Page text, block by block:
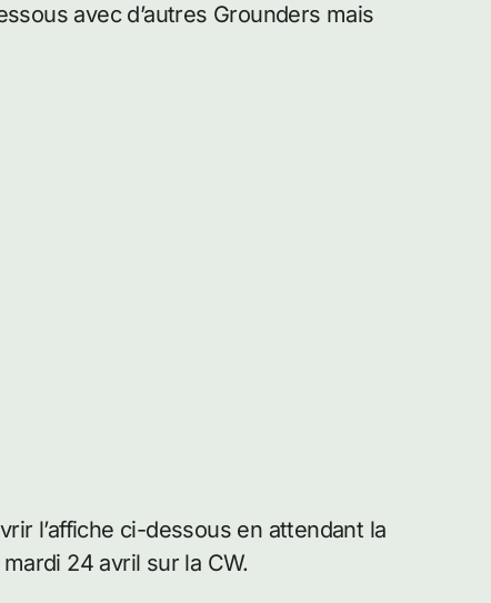
avec d’autres Grounders mais
l’affiche ci-dessous en attendant la
24 avril sur la CW.